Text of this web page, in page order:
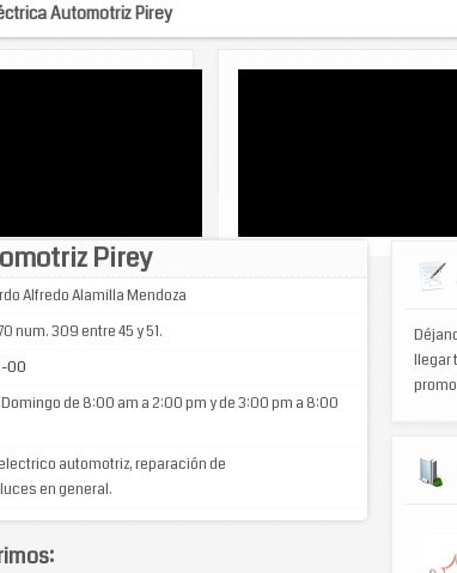
Automotriz Pirey
Pirey
Alfredo Alamilla Mendoza
num. 309 entre 45 y 51.
00
de 8:00 am a 2:00 pm y de 3:00 pm a 8:00
automotriz, reparación de
en general.
llegar